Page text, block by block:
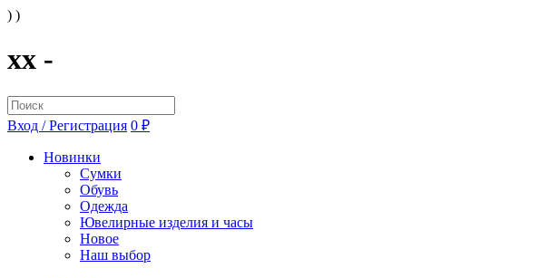
) )
xx -
Вход / Регистрация 0 ₽
Новинки
Сумки
Обувь
Одежда
Ювелирные изделия и часы
Новое
Наш выбор